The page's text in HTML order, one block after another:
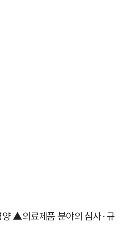
양 ▲의료제품 분야의 심사·규